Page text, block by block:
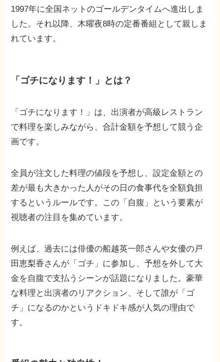
1997年に全国ネットのゴールデンタイムへ進出しま
した。それ以降、木曜夜8時の定番番組として親しま
れています。
「ゴチになります！」とは？
「ゴチになります！」は、出演者が高級レストラン
で料理を楽しみながら、合計金額を予想して競う企
画です。
全員が注文した料理の値段を予想し、設定金額との
差が最も大きかった人がその日の食事代を全額負担
するというルールです。この「自腹」という要素が
視聴者の注目を集めています。
例えば、過去には俳優の船越英一郎さんや女優の戸
田恵梨香さんが「ゴチ」に参加し、予想を外して大
金を自腹で支払うシーンが話題になりました。豪華
な料理と出演者のリアクション、そして誰が「ゴ
チ」になるのかというドキドキ感が人気の理由で
す。